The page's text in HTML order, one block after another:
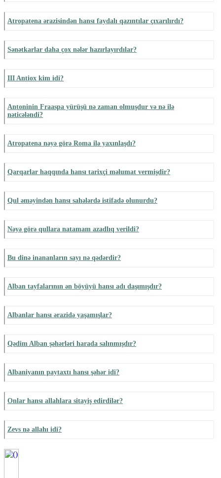
Atropatena ərazisindən hansı faydalı qazıntılar çıxarılırdı?
Sənətkarlar daha çox nələr hazırlayırdılar?
III Antiox kim idi?
Antoninin Fraaspa yürüşü nə zaman olmuşdur və nə ilə
nəticələndi?
Atropatena nəyə görə Roma ilə yaxınlaşdı?
Qarqarlar haqqında hansı tarixçi məlumat vermişdir?
Qul əməyindən hansı sahələrdə istifadə olunurdu?
Nəyə görə qullara natamam azadlıq verildi?
Bu dinə inananların sayı nə qədərdir?
Alban tayfalarının ən böyüyü hansı adı daşımışdır?
Albanlar hansı ərazidə yaşamışlar?
Qədim Alban şəhərləri harada salınmışdır?
Albaniyanın paytaxtı hansı şəhər idi?
Onlar hansı allahlara sitayiş edirdilər?
Zevs nə allahı idi?